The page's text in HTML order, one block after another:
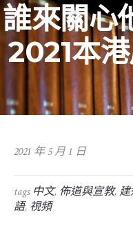
誰來關心
2021本
2021 年 5 月 1 日
tags 中文, 佈道與宣教,建
語, 視頻